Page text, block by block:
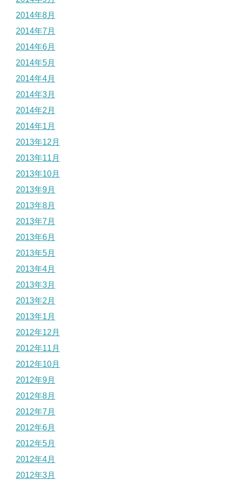
2014年8月
2014年7月
2014年6月
2014年5月
2014年4月
2014年3月
2014年2月
2014年1月
2013年12月
2013年11月
2013年10月
2013年9月
2013年8月
2013年7月
2013年6月
2013年5月
2013年4月
2013年3月
2013年2月
2013年1月
2012年12月
2012年11月
2012年10月
2012年9月
2012年8月
2012年7月
2012年6月
2012年5月
2012年4月
2012年3月